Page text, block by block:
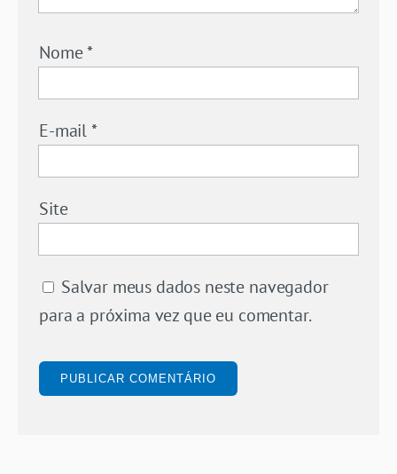
Nome*
E-mail*
Site
Salvar meus dados neste navegador
para a próxima vez que eu comentar.